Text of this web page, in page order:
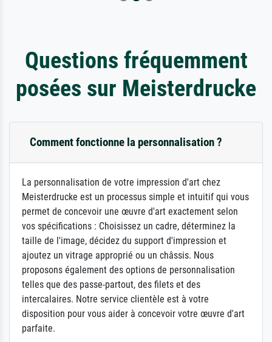
Questions fréquemment
posées sur Meisterdrucke
Comment fonctionne la personnalisation ?
La personnalisation de votre impression d'art chez
Meisterdrucke est un processus simple et intuitif qui vous
permet de concevoir une œuvre d'art exactement selon
vos spécifications : Choisissez un cadre, déterminez la
taille de l'image, décidez du support d'impression et
ajoutez un vitrage approprié ou un châssis. Nous
proposons également des options de personnalisation
telles que des passe-partout, des filets et des
intercalaires. Notre service clientèle est à votre
disposition pour vous aider à concevoir votre œuvre d'art
parfaite.